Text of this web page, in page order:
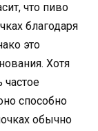
что пиво
благодаря
это
Хотя
способно
обычно